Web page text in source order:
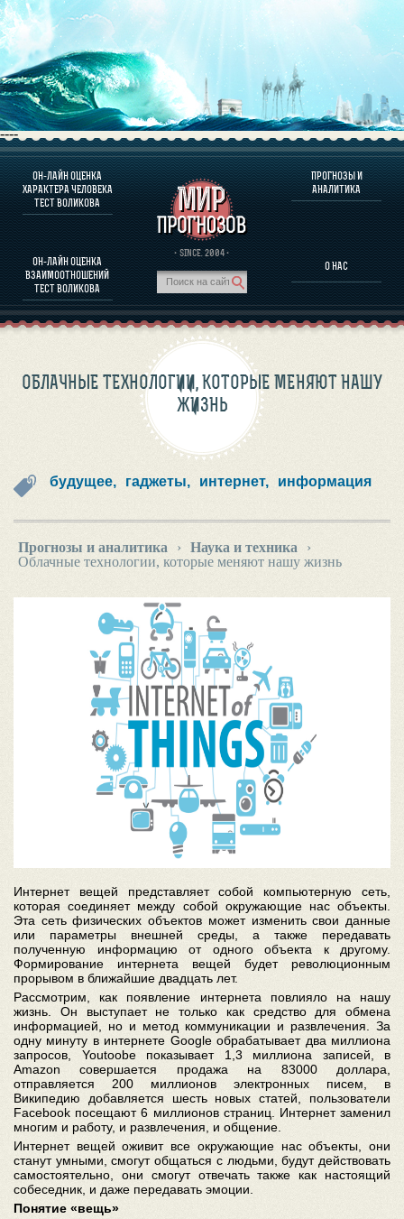
----
ОН-ЛАЙН ОЦЕНКА
ХАРАКТЕРА ЧЕЛОВЕКА
ТЕСТ ВОЛИКОВА
ОН-ЛАЙН ОЦЕНКА
ВЗАИМООТНОШЕНИЙ
ТЕСТ ВОЛИКОВА
· SINCE. 2004 ·
ПРОГНОЗЫ И
АНАЛИТИКА
О НАС
О ПРОГРАММЕ
ОЦЕНКА ХАРАКТЕРA ЧЕЛОВЕКА
ОЦЕНКА ХАРАКТЕРА ВЫДАЮЩИХСЯ ЛИЧНОСТЕЙ
О ПРОГРАММЕ
ПРОГНОЗЫ И АНАЛИТИКА
ОБЛАЧНЫЕ ТЕХНОЛОГИИ, КОТОРЫЕ МЕНЯЮТ НАШУ
ЖИЗНЬ
будущее, гаджеты, интернет, информация
Прогнозы и аналитика › Наука и техника
›
Облачные технологии, которые меняют нашу жизнь
Интернет вещей представляет собой компьютерную сеть,
которая соединяет между собой окружающие нас объекты.
Эта сеть физических объектов может изменить свои данные
или параметры внешней среды, а также передавать
полученную информацию от одного объекта к другому.
Формирование интернета вещей будет революционным
прорывом в ближайшие двадцать лет.
Рассмотрим, как появление интернета повлияло на нашу
жизнь. Он выступает не только как средство для обмена
информацией, но и метод коммуникации и развлечения. За
одну минуту в интернете Google обрабатывает два миллиона
запросов, Youtoobe показывает 1,3 миллиона записей, в
Amazon совершается продажа на 83000 доллара,
отправляется 200 миллионов электронных писем, в
Википедию добавляется шесть новых статей, пользователи
Facebook посещают 6 миллионов страниц. Интернет заменил
многим и работу, и развлечения, и общение.
Интернет вещей оживит все окружающие нас объекты, они
станут умными, смогут общаться с людьми, будут действовать
самостоятельно, они смогут отвечать также как настоящий
собеседник, и даже передавать эмоции.
Понятие «вещь»